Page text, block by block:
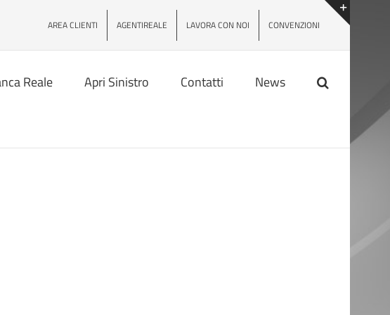
AREA CLIENTI AGENTIREALE LAVORA CON NOI CONVENZIONI
Reale Apri Sinistro Contatti News
Toggle